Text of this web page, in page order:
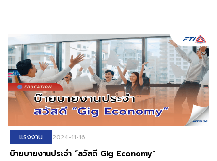
เพราะนอกจากสร้างความน่าเชื่อถือของสินค้าหรือผลิตภัณฑ์
แล้ว ยังช่วยป้องกันความเสียหายทั้งต่อผู้บริโภคและแบรนด์
สินค้าด้วย
แรงงาน 2024-11-16
บ๊ายบายงานประจำ “สวัสดี Gig Economy"